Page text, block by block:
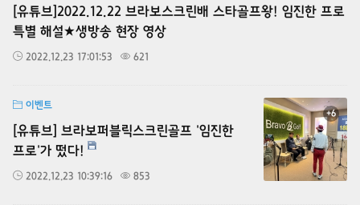
[유튜브]2022.12.22 브라보스크린배 스타골프왕! 임진한 프로
특별 해설★생방송 현장 영상
2022.12.23 17:01:53 621
이벤트
[유튜브] 브라보퍼블릭스크린골프 '임진한
프로'가 떴다!
2022.12.23 10:39:16 853
+6